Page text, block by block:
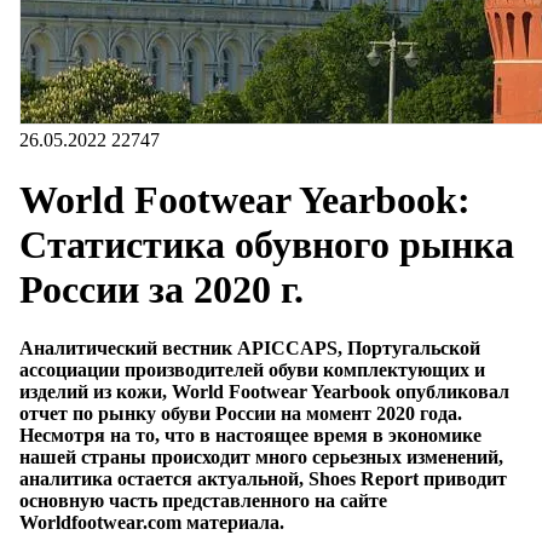
26.05.2022 22747
World Footwear Yearbook:
Статистика обувного рынка
России за 2020 г.
Аналитический вестник APICCAPS, Португальской
ассоциации производителей обуви комплектующих и
изделий из кожи, World Footwear Yearbook опубликовал
отчет по рынку обуви России на момент 2020 года.
Несмотря на то, что в настоящее время в экономике
нашей страны происходит много серьезных изменений,
аналитика остается актуальной, Shoes Report приводит
основную часть представленного на сайте
Worldfootwear.com материала.